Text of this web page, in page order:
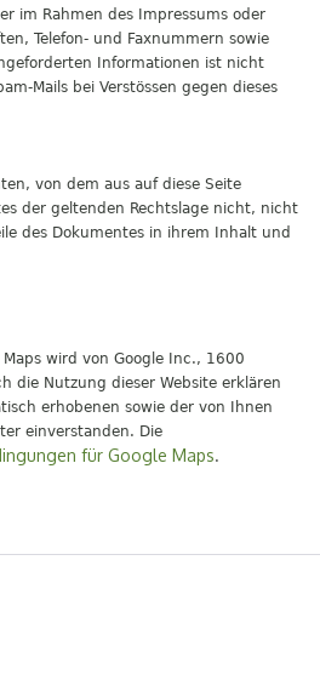
im Rahmen des Impressums oder
Telefon- und Faxnummern sowie
Informationen ist nicht
Mails bei Verstössen gegen dieses
von dem aus auf diese Seite
der geltenden Rechtslage nicht, nicht
des Dokumentes in ihrem Inhalt und
wird von Google Inc., 1600
die Nutzung dieser Website erklären
erhobenen sowie der von Ihnen
einverstanden. Die
für Google Maps.